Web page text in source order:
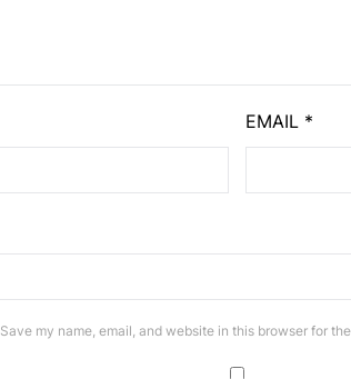
EMAIL *
Save my name, email, and website in this browser for